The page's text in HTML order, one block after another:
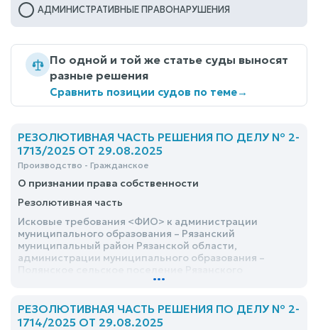
АДМИНИСТРАТИВНЫЕ ПРАВОНАРУШЕНИЯ
По одной и той же статье суды выносят
разные решения
Сравнить позиции судов по теме→
РЕЗОЛЮТИВНАЯ ЧАСТЬ РЕШЕНИЯ ПО ДЕЛУ № 2-
1713/2025 ОТ 29.08.2025
Производство - Гражданское
О признании права собственности
Резолютивная часть
Исковые требования <ФИО> к администрации
муниципального образования – Рязанский
муниципальный район Рязанской области,
администрации муниципального образования –
муниципального района Рязанской области, о
...
РЕЗОЛЮТИВНАЯ ЧАСТЬ РЕШЕНИЯ ПО ДЕЛУ № 2-
1714/2025 ОТ 29.08.2025